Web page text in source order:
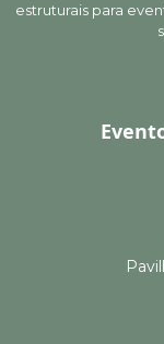
estruturais para